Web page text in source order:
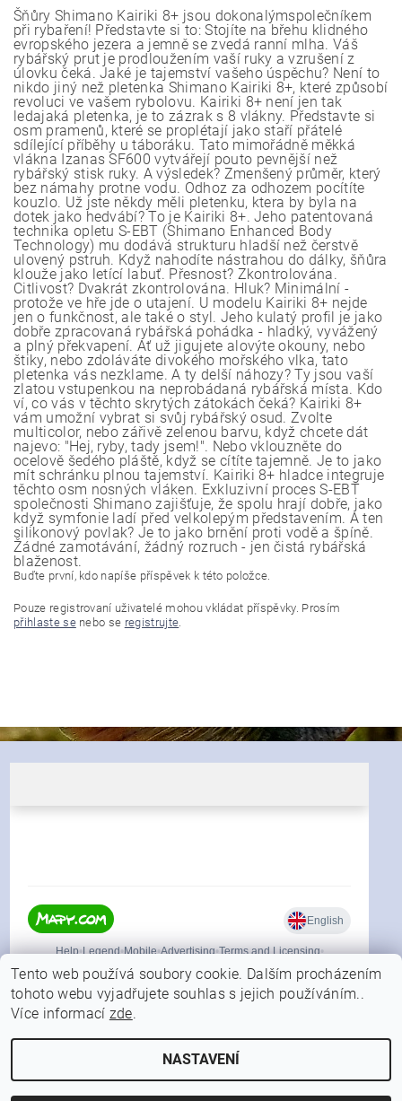
Šňůry Shimano Kairiki 8+ jsou dokonalýmspolečníkem
při rybaření! Představte si to: Stojíte na břehu klidného
evropského jezera a jemně se zvedá ranní mlha. Váš
rybářský prut je prodloužením vaší ruky a vzrušení z
úlovku čeká. Jaké je tajemství vašeho úspěchu? Není to
nikdo jiný než pletenka Shimano Kairiki 8+, které způsobí
revoluci ve vašem rybolovu. Kairiki 8+ není jen tak
ledajaká pletenka, je to zázrak s 8 vlákny. Představte si
osm pramenů, které se proplétají jako staří přátelé
sdílející příběhy u táboráku. Tato mimořádně měkká
vlákna Izanas SF600 vytvářejí pouto pevnější než
rybářský stisk ruky. A výsledek? Zmenšený průměr, který
bez námahy protne vodu. Odhoz za odhozem pocítíte
kouzlo. Už jste někdy měli pletenku, ktera by byla na
dotek jako hedvábí? To je Kairiki 8+. Jeho patentovaná
technika opletu S-EBT (Shimano Enhanced Body
Technology) mu dodává strukturu hladší než čerstvě
ulovený pstruh. Když nahodíte nástrahou do dálky, šňůra
klouže jako letící labuť. Přesnost? Zkontrolována.
Citlivost? Dvakrát zkontrolována. Hluk? Minimální -
protože ve hře jde o utajení. U modelu Kairiki 8+ nejde
jen o funkčnost, ale také o styl. Jeho kulatý profil je jako
dobře zpracovaná rybářská pohádka - hladký, vyvážený
a plný překvapení. Ať už jigujete alovýte okouny, nebo
štiky, nebo zdoláváte divokého mořského vlka, tato
pletenka vás nezklame. A ty delší náhozy? Ty jsou vaší
zlatou vstupenkou na neprobádaná rybářská místa. Kdo
ví, co vás v těchto skrytých zátokách čeká? Kairiki 8+
vám umožní vybrat si svůj rybářský osud. Zvolte
multicolor, nebo zářivě zelenou barvu, když chcete dát
najevo: "Hej, ryby, tady jsem!". Nebo vklouzněte do
ocelově šedého pláště, když se cítíte tajemně. Je to jako
mít schránku plnou tajemství. Kairiki 8+ hladce integruje
těchto osm nosných vláken. Exkluzivní proces S-EBT
společnosti Shimano zajišťuje, že spolu hrají dobře, jako
když symfonie ladí před velkolepým představením. A ten
silikonový povlak? Je to jako brnění proti vodě a špíně.
Žádné zamotávání, žádný rozruch - jen čistá rybářská
blaženost.
Buďte první, kdo napíše příspěvek k této položce.
Pouze registrovaní uživatelé mohou vkládat příspěvky. Prosím
přihlaste senebo se registrujte.
2026 © FORFISHER.CZ, všechna práva vyhrazena
Tento web používá soubory cookie. Dalším procházením
tohoto webu vyjadřujete souhlas s jejich používáním..
Více informací zde.
NASTAVENÍ